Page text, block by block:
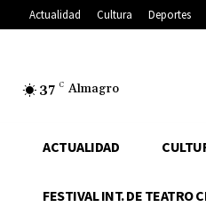
Actualidad Cultura Deportes
37 C Almagro
ACTUALIDAD
FESTIVAL INT. DE TEATRO